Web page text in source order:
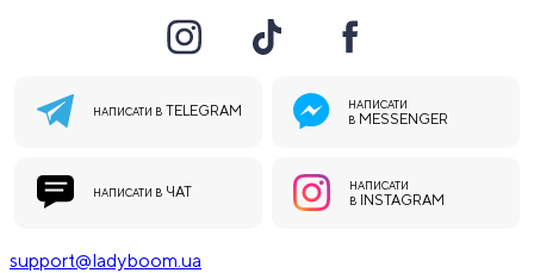
НАПИСАТИ В TELEGRAM
НАПИСАТИ
В MESSENGER
НАПИСАТИ В ЧАТ
НАПИСАТИ
В INSTAGRAM
support@ladyboom.ua